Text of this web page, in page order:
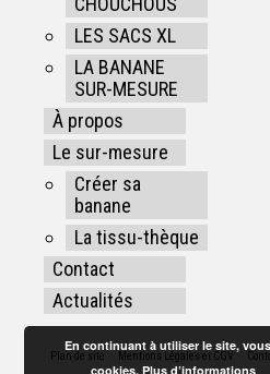
LES SACS XL
LA BANANE
SUR-MESURE
À propos
Le sur-mesure
Créer sa
banane
La tissu-thèque
Contact
Actualités
Plan de site Mentions Légales et CGV
En continuant à utiliser le site,
cookies.Plus d’informations